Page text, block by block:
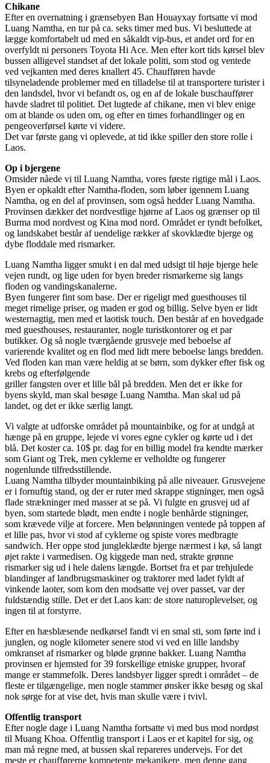
Chikane
Efter en overnatning i grænsebyen Ban Houayxay fortsatte vi mod
Luang Namtha, en tur på ca. seks timer med bus. Vi besluttede at
lægge komfortabelt ud med en såkaldt vip-bus, et andet ord for en
overfyldt ni personers Toyota Hi Ace. Men efter kort tids kørsel blev
bussen alligevel standset af det lokale politi, som stod og ventede
ved vejkanten med deres knallert 45. Chaufføren havde
tilsyneladende problemer med en tilladelse til at transportere turister i
den landsdel, hvor vi befandt os, og en af de lokale buschauffører
havde sladret til politiet. Det lugtede af chikane, men vi blev enige
om at blande os uden om, og efter en times forhandlinger og en
pengeoverførsel kørte vi videre.
Det var første gang vi oplevede, at tid ikke spiller den store rolle i
Laos.
Op i bjergene
Omsider nåede vi til Luang Namtha, vores første rigtige mål i Laos.
Byen er opkaldt efter Namtha-floden, som løber igennem Luang
Namtha, og en del af provinsen, som også hedder Luang Namtha.
Provinsen dækker det nordvestlige hjørne af Laos og grænser op til
Burma mod nordvest og Kina mod nord. Området er tyndt befolket,
og landskabet består af uendelige rækker af skovklædte bjerge og
dybe floddale med rismarker.
Luang Namtha ligger smukt i en dal med udsigt til høje bjerge hele
vejen rundt, og lige uden for byen breder rismarkerne sig langs
floden og vandingskanalerne.
Byen fungerer fint som base. Der er rigeligt med guesthouses til
meget rimelige priser, og maden er god og billig. Selve byen er lidt
westernagtig, men med et laotisk touch. Den består af en hovedgade
med guesthouses, restauranter, nogle turistkontorer og et par
butikker. Og så nogle tværgående grusveje med beboelse af
varierende kvalitet og en flod med lidt mere beboelse langs bredden.
Ved floden kan man være heldig at se børn, som dykker efter fisk og
krebs og efterfølgende
griller fangsten over et lille bål på bredden. Men det er ikke for
byens skyld, man skal besøge Luang Namtha. Man skal ud på
landet, og det er ikke særlig langt.
Vi valgte at udforske området på mountainbike, og for at undgå at
hænge på en gruppe, lejede vi vores egne cykler og kørte ud i det
blå. Det koster ca. 10$ pr. dag for en billig model fra kendte mærker
som Giant og Trek, men cyklerne er velholdte og fungerer
nogenlunde tilfredsstillende.
Luang Namtha tilbyder mountainbiking på alle niveauer. Grusvejene
er i fornuftig stand, og der er ruter med skrappe stigninger, men også
flade strækninger med masser at se på. Vi fulgte en grusvej ud af
byen, som startede blødt, men endte i nogle benhårde stigninger,
som krævede vilje at forcere. Men belønningen ventede på toppen af
et lille pas, hvor vi stod af cyklerne og spiste vores medbragte
sandwich. Her oppe stod jungleklædte bjerge nærmest i kø, så langt
øjet rakte i varmedisen. Og kiggede man ned, strakte grønne
rismarker sig ud i hele dalens længde. Bortset fra et par trehjulede
blandinger af landbrugsmaskiner og traktorer med ladet fyldt af
vinkende laoter, som kom den modsatte vej over passet, var der
fuldstændig stille. Det er det Laos kan: de store naturoplevelser, og
ingen til at forstyrre.
Efter en hæsblæsende nedkørsel fandt vi en smal sti, som førte ind i
junglen, og nogle kilometer senere stod vi ved en lille landsby
omkranset af rismarker og bløde grønne bakker. Luang Namtha
provinsen er hjemsted for 39 forskellige etniske grupper, hvoraf
mange er stammefolk. Deres landsbyer ligger spredt i området – de
fleste er tilgængelige, men nogle stammer ønsker ikke besøg og skal
nok sørge for at vise det, hvis man skulle være i tvivl.
Offentlig transport
Efter nogle dage i Luang Namtha fortsatte vi med bus mod nordøst
til Muang Khoa. Offentlig transport i Laos er et kapitel for sig, og
man må regne med, at bussen skal repareres undervejs. For det
meste er chaufførerne kompetente mekanikere, men denne gang